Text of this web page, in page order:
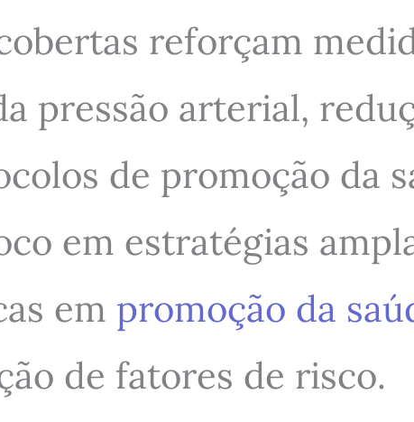
reforçam
pressão arterial,
de promoção da
em estratégias
em promoção da
de fatores de risco.